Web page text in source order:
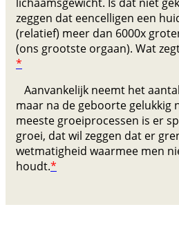
zeggen dat eencelligen een
(relatief) meer dan 6000x
(ons grootste orgaan). Wat
*
Aanvankelijk neemt het
maar na de geboorte gelukkig
meeste groeiprocessen is er
groei, dat wil zeggen dat er
wetmatigheid waarmee men
houdt.*